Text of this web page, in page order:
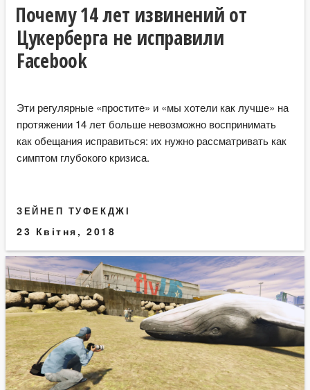
Почему 14 лет извинений от
Цукерберга не исправили
Facebook
Эти регулярные «простите» и «мы хотели как лучше» на
протяжении 14 лет больше невозможно воспринимать
как обещания исправиться: их нужно рассматривать как
симптом глубокого кризиса.
ЗЕЙНЕП ТУФЕКДЖІ
23 Квітня, 2018